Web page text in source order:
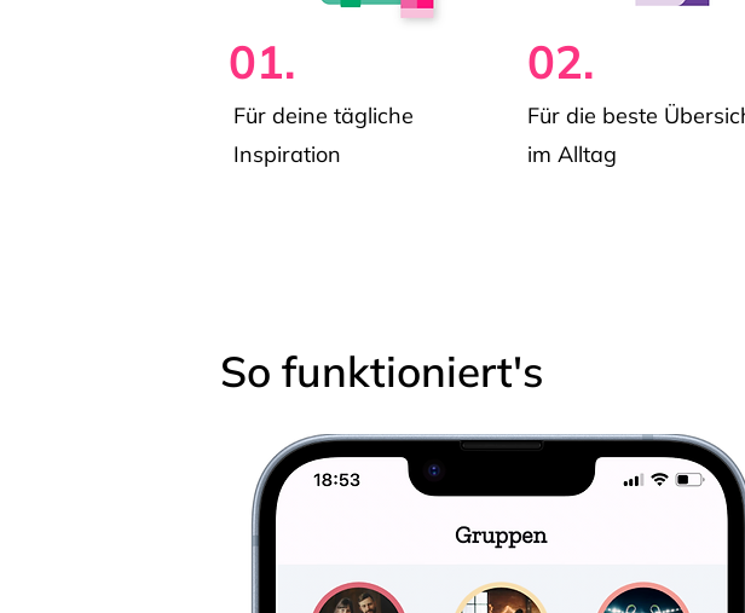
01.
Für deine tägliche
Inspiration
02.
Für die beste
im Alltag
So funktioniert's